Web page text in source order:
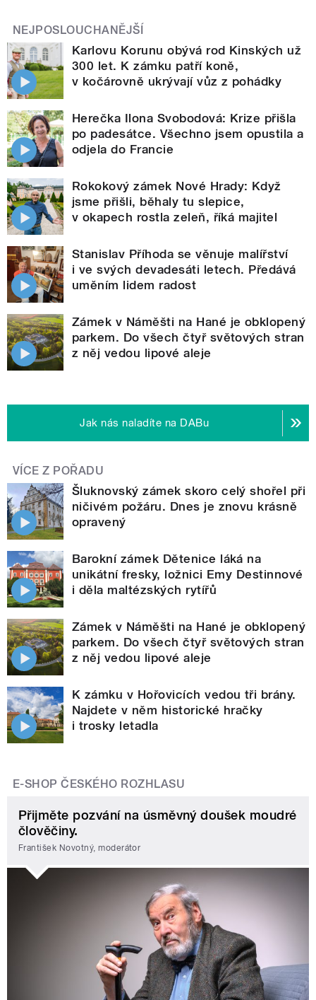
NEJPOSLOUCHANĚJŠÍ
Karlovu Korunu obývá rod Kinských už
300 let. K zámku patří koně,
v kočárovně ukrývají vůz z pohádky
Herečka Ilona Svobodová: Krize přišla
po padesátce. Všechno jsem opustila a
odjela do Francie
Rokokový zámek Nové Hrady: Když
jsme přišli, běhaly tu slepice,
v okapech rostla zeleň, říká majitel
Stanislav Příhoda se věnuje malířství
i ve svých devadesáti letech. Předává
uměním lidem radost
Zámek v Náměšti na Hané je obklopený
parkem. Do všech čtyř světových stran
z něj vedou lipové aleje
Jak nás naladíte na DABu
VÍCE Z POŘADU
Šluknovský zámek skoro celý shořel při
ničivém požáru. Dnes je znovu krásně
opravený
Barokní zámek Dětenice láká na
unikátní fresky, ložnici Emy Destinnové
i děla maltézských rytířů
Zámek v Náměšti na Hané je obklopený
parkem. Do všech čtyř světových stran
z něj vedou lipové aleje
K zámku v Hořovicích vedou tři brány.
Najdete v něm historické hračky
i trosky letadla
E-SHOP ČESKÉHO ROZHLASU
Přijměte pozvání na úsměvný doušek moudré
člověčiny.
František Novotný, moderátor